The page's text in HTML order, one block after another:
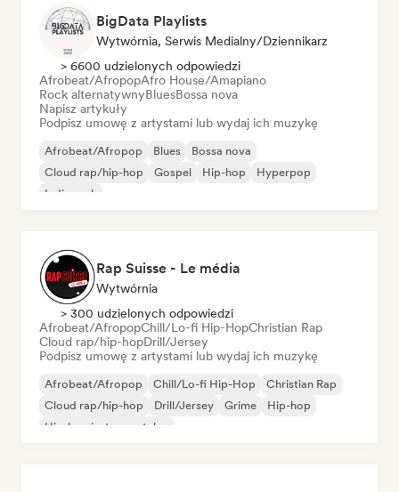
BigData Playlists
Wytwórnia, Serwis Medialny/Dziennikarz
> 6600 udzielonych odpowiedzi
Afrobeat/AfropopAfro House/Amapiano
Rock alternatywnyBluesBossa nova
Napisz artykuły
Podpisz umowę z artystami lub wydaj ich muzykę
Afrobeat/Afropop Blues
Bossa nova
Cloud rap/hip-hop
Gospel Hip-hop
Hyperpop
Indie rock
Rap Suisse - Le média
Wytwórnia
> 300 udzielonych odpowiedzi
Afrobeat/AfropopChill/Lo-fi Hip-HopChristian Rap
Cloud rap/hip-hopDrill/Jersey
Podpisz umowę z artystami lub wydaj ich muzykę
Afrobeat/Afropop Chill/Lo-fi Hip-Hop
Christian Rap
Cloud rap/hip-hop
Drill/Jersey Grime
Hip-hop
Hip-hop instrumentalny